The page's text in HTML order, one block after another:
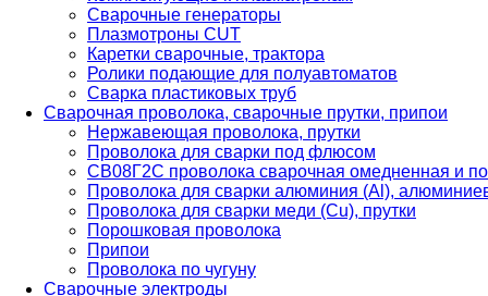
Сварочные генераторы
Плазмотроны CUT
Каретки сварочные, трактора
Ролики подающие для полуавтоматов
Сварка пластиковых труб
Сварочная проволока, сварочные прутки, припои
Нержавеющая проволока, прутки
Проволока для сварки под флюсом
СВ08Г2С проволока сварочная омедненная и
Проволока для сварки алюминия (Al),
Проволока для сварки меди (Cu), прутки
Порошковая проволока
Припои
Проволока по чугуну
Сварочные электроды